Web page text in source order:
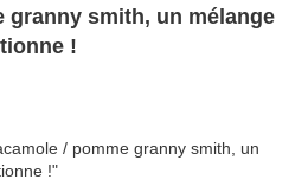
granny smith, un mélange
!